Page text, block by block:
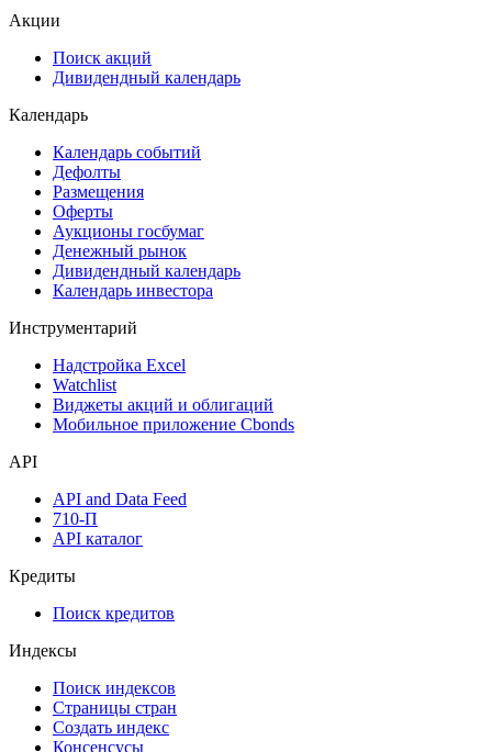
ESG
Самые популярные облигации на Cbonds.ru
Дивидендный календарь
Календарь
Календарь событий
Дефолты
Размещения
Оферты
Аукционы госбумаг
Денежный рынок
Календарь инвестора
Инструментарий
Надстройка Excel
Мобильное приложение Cbonds
API
API and Data Feed
API каталог
Кредиты
Поиск кредитов
Индексы